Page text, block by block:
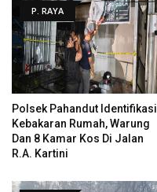
P. RAYA
Polsek Pahandut Identifikasi
Kebakaran Rumah, Warung
Dan 8 Kamar Kos Di Jalan
R.A. Kartini